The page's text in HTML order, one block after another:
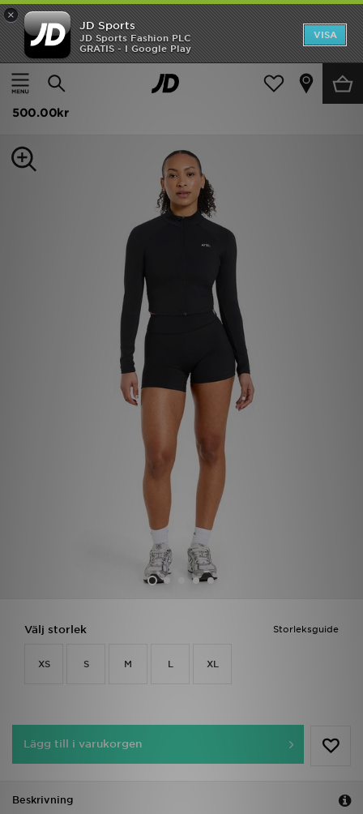
×
JD Sports
JD Sports Fashion PLC
GRATIS - I Google Play
VISA
Hem
Dam Damkläder Toppar
AYBL Physique Full Zip Top
500.00kr
Storleksguide
Välj storlek
XS S M L XL
Lägg till i varukorgen
Beskrivning
Hem
Rea
Dam